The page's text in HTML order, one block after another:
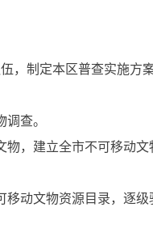
，制定本区普查实施方
查。
物，建立全市不可移动
动文物资源目录，逐